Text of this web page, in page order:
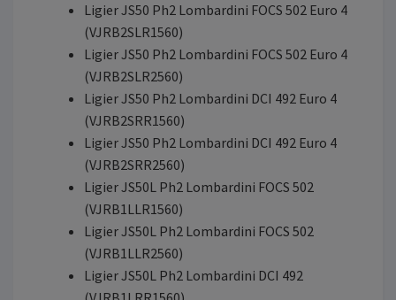
Ligier JS50 Ph2 Lombardini FOCS 502 Euro 4
(VJRB2SLR1560)
Ligier JS50 Ph2 Lombardini FOCS 502 Euro 4
(VJRB2SLR2560)
Ligier JS50 Ph2 Lombardini DCI 492 Euro 4
(VJRB2SRR1560)
Ligier JS50 Ph2 Lombardini DCI 492 Euro 4
(VJRB2SRR2560)
Ligier JS50L Ph2 Lombardini FOCS 502
(VJRB1LLR1560)
Ligier JS50L Ph2 Lombardini FOCS 502
(VJRB1LLR2560)
Ligier JS50L Ph2 Lombardini DCI 492